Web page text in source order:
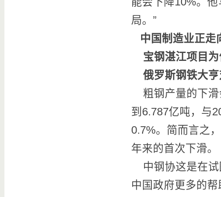
局。”
中国制造业正走
宝钢湛江项目为
俄罗斯钢铁大亨
粗钢产量的下滑
到6.787亿吨，与
0.7%。简而言之
年来的首次下滑。
中钢协这是在试
中国政府更多的